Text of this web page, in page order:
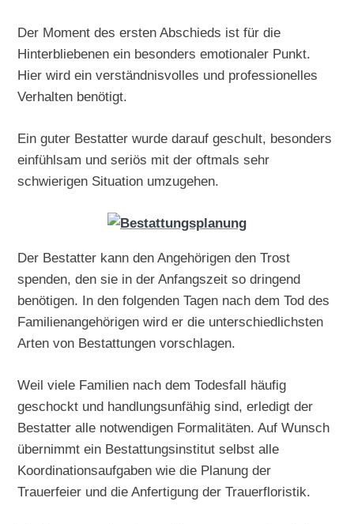
Der Moment des ersten Abschieds ist für die
Hinterbliebenen ein besonders emotionaler Punkt.
Hier wird ein verständnisvolles und professionelles
Verhalten benötigt.
Ein guter Bestatter wurde darauf geschult, besonders
einfühlsam und seriös mit der oftmals sehr
schwierigen Situation umzugehen.
Der Bestatter kann den Angehörigen den Trost
spenden, den sie in der Anfangszeit so dringend
benötigen. In den folgenden Tagen nach dem Tod des
Familienangehörigen wird er die unterschiedlichsten
Arten von Bestattungen vorschlagen.
Weil viele Familien nach dem Todesfall häufig
geschockt und handlungsunfähig sind, erledigt der
Bestatter alle notwendigen Formalitäten. Auf Wunsch
übernimmt ein Bestattungsinstitut selbst alle
Koordinationsaufgaben wie die Planung der
Trauerfeier und die Anfertigung der Trauerfloristik.